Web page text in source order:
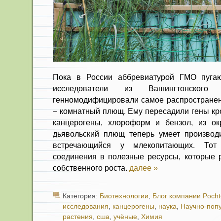
Пока в России аббревиатурой ГМО
исследователи из Вашингтонского
генномодифицировали самое
– комнатный плющ. Ему пересадили гены
канцерогены, хлороформ и бензол, из
дьявольский плющ теперь умеет
встречающийся у млекопитающих. Тот
соединения в полезные ресурсы, которые
собственного роста. далее »
Категория: Биотехнологии, Блог компании
исследования, канцерогены, наука, Научно-
растения, сша, учёные, Химия